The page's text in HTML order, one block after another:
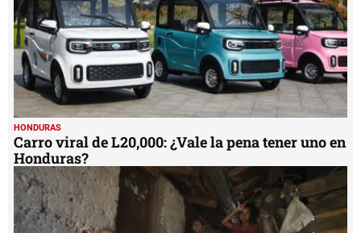
HONDURAS
Carro viral de L20,000: ¿Vale la pena tener uno en
Honduras?